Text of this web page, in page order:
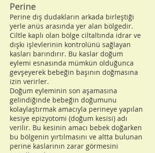
Perine
Perine dış dudakların arkada birleştiği
yerle anüs arasında yer alan bölgedir.
Ciltle kaplı olan bölge ciltaltında idrar ve
dışkı işlevlerinin kontrolünü sağlayan
kasları barındırır. Bu kaslar doğum
eylemi esnasında mümkün olduğunca
gevşeyerek bebeğin başının doğmasına
izin verirler.
Doğum eyleminin son aşamasına
gelindiğinde bebeğin doğumunu
kolaylaştırmak amacıyla perineye yapılan
kesiye epizyotomi (doğum kesisi) adı
verilir. Bu kesinin amacı bebek doğarken
bu bölgenin yırtılmasını ve altta bulunan
perine kaslarının zarar görmesini